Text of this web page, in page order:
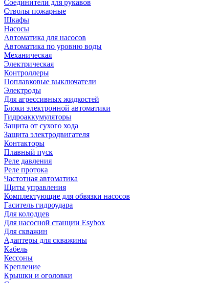
Соединители для рукавов
Стволы пожарные
Шкафы
Насосы
Автоматика для насосов
Автоматика по уровню воды
Механическая
Электрическая
Контроллеры
Поплавковые выключатели
Электроды
Для агрессивных жидкостей
Блоки электронной автоматики
Гидроаккумуляторы
Защита от сухого хода
Защита электродвигателя
Контакторы
Плавный пуск
Реле давления
Реле протока
Частотная автоматика
Щиты управления
Комплектующие для обвязки насосов
Гаситель гидроудара
Для колодцев
Для насосной станции Esybox
Для скважин
Адаптеры для скважины
Кабель
Кессоны
Крепление
Крышки и оголовки